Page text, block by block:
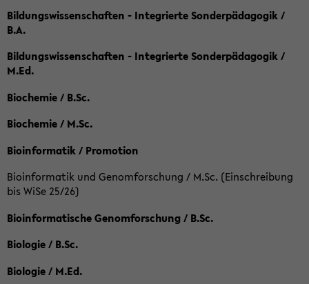
Bildungswissenschaften - Integrierte Sonderpädagogik /
B.A.
Bildungswissenschaften - Integrierte Sonderpädagogik /
M.Ed.
Biochemie / B.Sc.
Biochemie / M.Sc.
Bioinformatik / Promotion
Bioinformatik und Genomforschung / M.Sc. (Einschreibung
bis WiSe 25/26)
Bioinformatische Genomforschung / B.Sc.
Biologie / B.Sc.
Biologie / M.Ed.